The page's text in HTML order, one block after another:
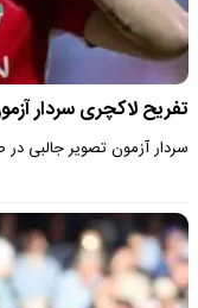
تفریح لاکچری سردار
سردار آزمون تصویر جالبی